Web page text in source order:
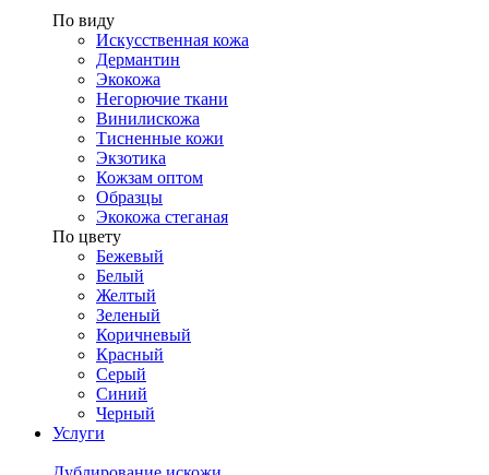
По виду
Искусственная кожа
Дермантин
Экокожа
Негорючие ткани
Винилискожа
Тисненные кожи
Экзотика
Кожзам оптом
Образцы
Экокожа стеганая
По цвету
Бежевый
Белый
Желтый
Зеленый
Коричневый
Красный
Серый
Синий
Черный
Услуги